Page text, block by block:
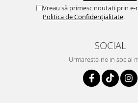
Vreau să primesc noutati prin e-
Politica de Confidențialitate.
SOCIAL
Urmareste-ne in social